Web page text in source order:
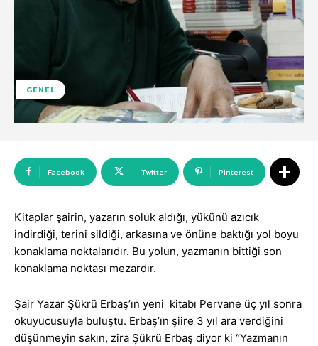
GENEL
Facebook Twitter Pinterest
Kitaplar şairin, yazarın soluk aldığı, yükünü azıcık
indirdiği, terini sildiği, arkasına ve önüne baktığı yol boyu
konaklama noktalarıdır. Bu yolun, yazmanın bittiği son
konaklama noktası mezardır.
Şair Yazar Şükrü Erbaş’ın yeni kitabı Pervane üç yıl sonra
okuyucusuyla buluştu. Erbaş’ın şiire 3 yıl ara verdiğini
düşünmeyin sakın, zira Şükrü Erbaş diyor ki “Yazmanın